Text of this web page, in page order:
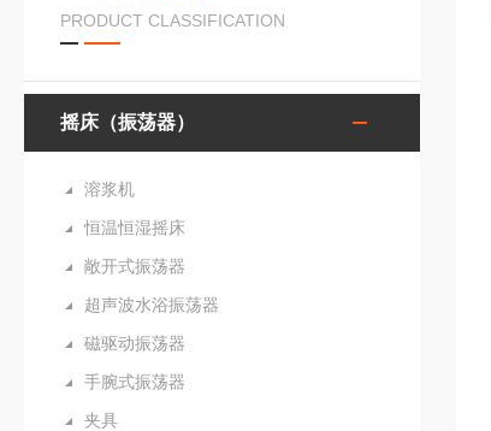
PRODUCT CLASSIFICATION
摇床（振荡器）
溶浆机
恒温恒湿摇床
敞开式振荡器
超声波水浴振荡器
磁驱动振荡器
手腕式振荡器
夹具